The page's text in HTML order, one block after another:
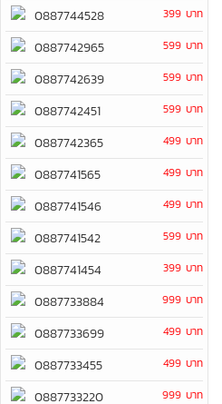
0887744528 399 บาท
0887742965 599 บาท
0887742639 599 บาท
0887742451 599 บาท
0887742365 499 บาท
0887741565 499 บาท
0887741546 499 บาท
0887741542 599 บาท
0887741454 399 บาท
0887733884 999 บาท
0887733699 499 บาท
0887733455 499 บาท
0887733220 999 บาท